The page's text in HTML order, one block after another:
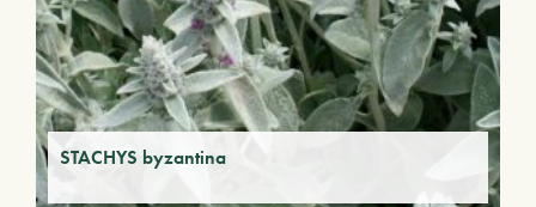
STACHYS byzantina